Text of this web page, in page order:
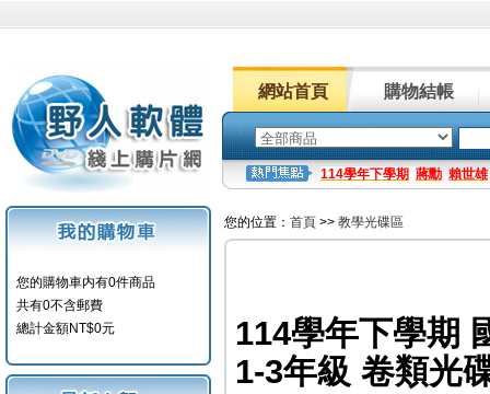
網站首頁 購物結帳
114學年下學期 蔣勳 賴世雄
您的購物車内有0件商品
共有0不含郵費
總計金額NT$0元
您的位置： 首頁 >> 教學光碟區
114學年下學期
1-3年級 卷類光